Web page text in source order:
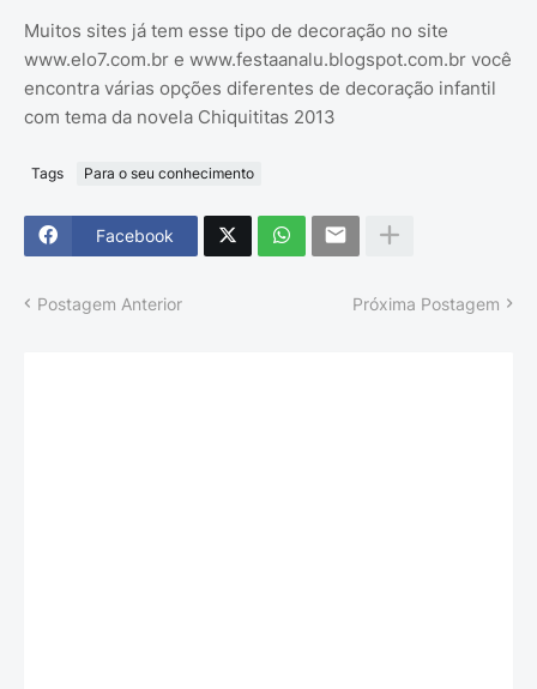
Muitos sites já tem esse tipo de decoração no site
www.elo7.com.br e www.festaanalu.blogspot.com.br você
encontra várias opções diferentes de decoração infantil
com tema da novela Chiquititas 2013
Tags Para o seu conhecimento
Facebook
Postagem Anterior Próxima Postagem